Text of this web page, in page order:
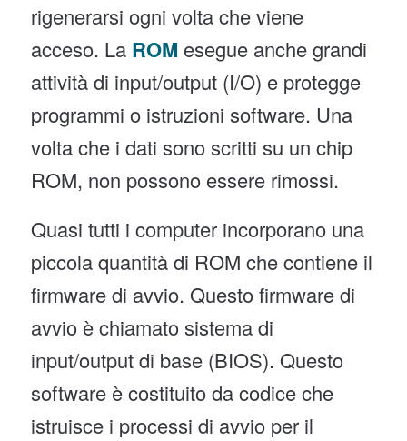
rigenerarsi ogni volta che viene
acceso. La ROM esegue anche grandi
attività di input/output (I/O) e protegge
programmi o istruzioni software. Una
volta che i dati sono scritti su un chip
ROM, non possono essere rimossi.
Quasi tutti i computer incorporano una
piccola quantità di ROM che contiene il
firmware di avvio. Questo firmware di
avvio è chiamato sistema di
input/output di base (BIOS). Questo
software è costituito da codice che
istruisce i processi di avvio per il